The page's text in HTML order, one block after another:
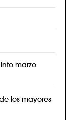
marzo
de los mayores